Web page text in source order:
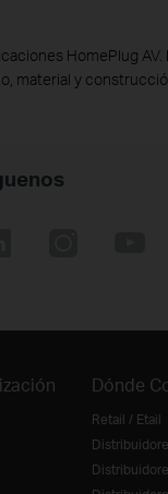
HomePlug
material y
Dónde
Retail / Etail